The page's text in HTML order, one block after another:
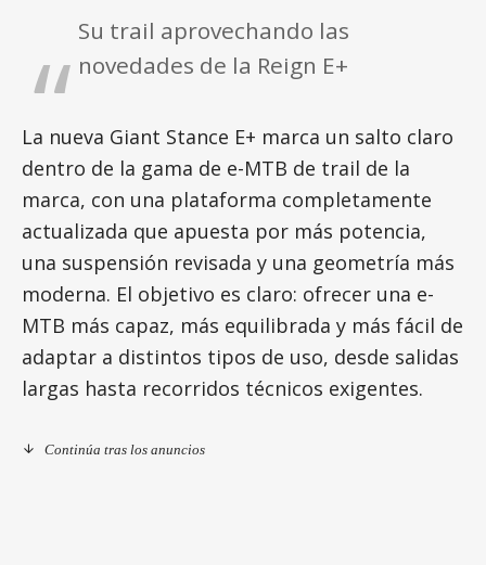
Su trail aprovechando las
novedades de la Reign E+
La nueva Giant Stance E+ marca un salto claro
dentro de la gama de e-MTB de trail de la
marca, con una plataforma completamente
actualizada que apuesta por más potencia,
una suspensión revisada y una geometría más
moderna. El objetivo es claro: ofrecer una e-
MTB más capaz, más equilibrada y más fácil de
adaptar a distintos tipos de uso, desde salidas
largas hasta recorridos técnicos exigentes.
Continúa tras los anuncios